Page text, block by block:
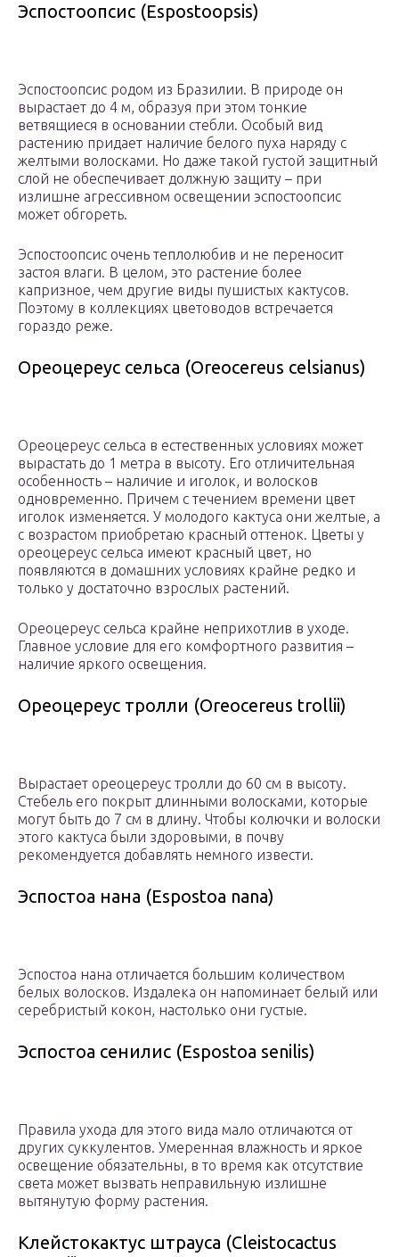
Эспостоопсис (Espostoopsis)
Эспостоопсис родом из Бразилии. В природе он
вырастает до 4 м, образуя при этом тонкие
ветвящиеся в основании стебли. Особый вид
растению придает наличие белого пуха наряду с
желтыми волосками. Но даже такой густой защитный
слой не обеспечивает должную защиту – при
излишне агрессивном освещении эспостоопсис
может обгореть.
Эспостоопсис очень теплолюбив и не переносит
застоя влаги. В целом, это растение более
капризное, чем другие виды пушистых кактусов.
Поэтому в коллекциях цветоводов встречается
гораздо реже.
Ореоцереус сельса (Oreocereus celsianus)
Ореоцереус сельса в естественных условиях может
вырастать до 1 метра в высоту. Его отличительная
особенность – наличие и иголок, и волосков
одновременно. Причем с течением времени цвет
иголок изменяется. У молодого кактуса они желтые, а
с возрастом приобретаю красный оттенок. Цветы у
ореоцереус сельса имеют красный цвет, но
появляются в домашних условиях крайне редко и
только у достаточно взрослых растений.
Ореоцереус сельса крайне неприхотлив в уходе.
Главное условие для его комфортного развития –
наличие яркого освещения.
Ореоцереус тролли (Oreocereus trollii)
Вырастает ореоцереус тролли до 60 см в высоту.
Стебель его покрыт длинными волосками, которые
могут быть до 7 см в длину. Чтобы колючки и волоски
этого кактуса были здоровыми, в почву
рекомендуется добавлять немного извести.
Эспостоа нана (Espostoa nana)
Эспостоа нана отличается большим количеством
белых волосков. Издалека он напоминает белый или
серебристый кокон, настолько они густые.
Эспостоа сенилис (Espostoa senilis)
Правила ухода для этого вида мало отличаются от
других суккулентов. Умеренная влажность и яркое
освещение обязательны, в то время как отсутствие
света может вызвать неправильную излишне
вытянутую форму растения.
Клейстокактус штрауса (Cleistocactus